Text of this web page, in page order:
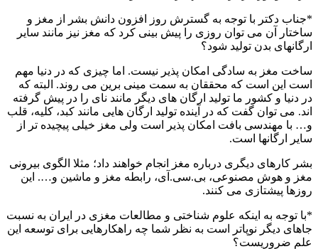
*جناب دکتر با توجه به گسترش روز افزون دانش بشر از مغز و
ساختار آن می توان روزی را پیش بینی کرد که مغز نیز مانند سایر
ارگانهای بدن تولید شود؟
ساخت مغز به سادگی امکان پذیر نیست. اما چیزی که در دنیا مهم
است این است که محققان به سمت مینی برین می روند. البته که
در دنیا و کشور ما تولید ارگان های دیگر مانند نای را در پیش گرفته
اند. می توان گفت که در آینده تولید ارگان هایی مانند کبد، کلیه، قلب
و… با مهندسی بافت امکان پذیر است ولی مغز خیلی پیچیده تر از
سایر ارگانها است.
بشر کارهای دیگری درباره مغز انجام خواهند داد؛ مثلا الگوی بیرونی
مغز و هوش مصنوعی، بی.سی.آی، رابطه مغز و ماشین و…. این
روزها پیشتازی می کنند.
*با توجه به اینکه علوم شناختی و مطالعات مغزی در ایران به نسبت
جاهای دیگر نوپاتر است به نظر شما چه راهکارهایی برای توسعه این
علم ضروریست؟